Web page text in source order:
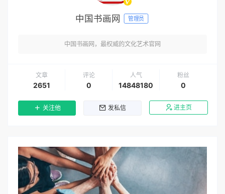
中国书画网 管理员
中国书画网，最权威的文化艺术官网
文章
2651
评论
0
人气
14848180
粉丝
0
关注他 发私信 进主页